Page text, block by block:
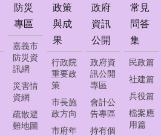
防災
專區
嘉義市
防災資
訊網
災害情
資網
疏散避
難地圖
政策
與成
果
行政院
重要政
策
市長施
政方向
市府年
政府
資訊
公開
政府資
訊公開
專區
會計公
告專區
持有個
常見
問答
集
民政篇
社建篇
兵役篇
檔案應
用篇